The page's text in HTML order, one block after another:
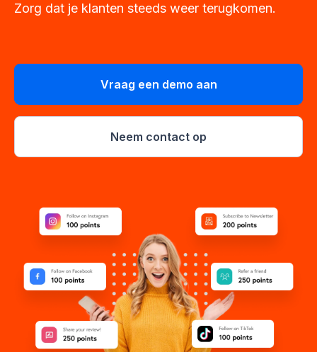
Zorg dat je klanten steeds weer terugkomen.
Neem contact op
Vraag een demo aan